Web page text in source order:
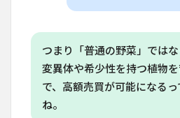
6
よ
くある質
（FAQ）
6.1
つまり「普通の野菜」では
変異体や希少性を持つ植物
で、高額売買が可能になる
ね。